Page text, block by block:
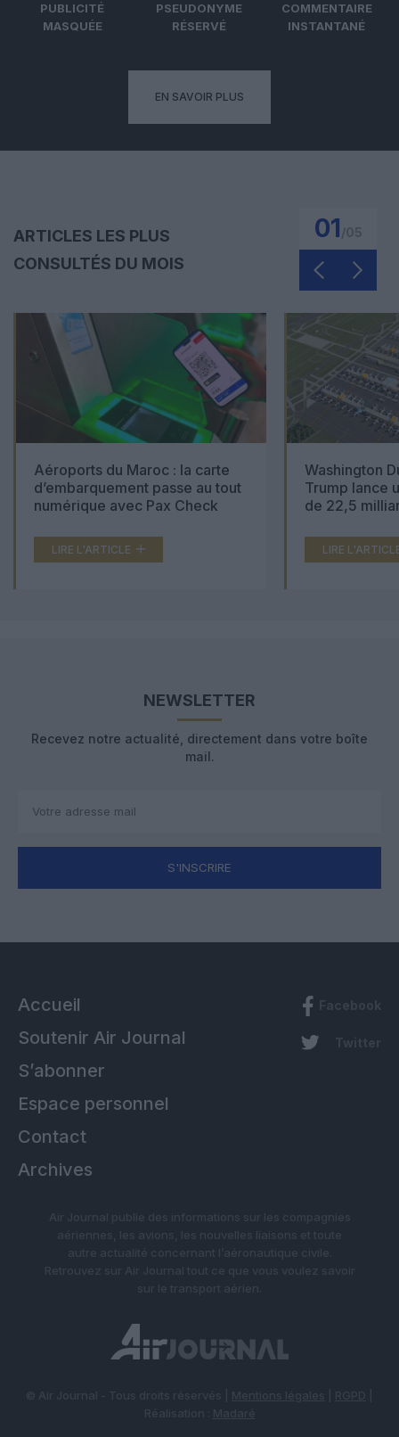
PUBLICITÉ
MASQUÉE
PSEUDONYME
RÉSERVÉ
COMMENTAIRE
INSTANTANÉ
EN SAVOIR PLUS
ARTICLES LES PLUS
CONSULTÉS DU MOIS
01
Aéroports du Maroc : la carte
d’embarquement passe au tout
numérique avec Pax Check
LIRE L'ARTICLE
Washington
Trump lance
de 22,5
LIRE
NEWSLETTER
Recevez notre actualité, directement dans votre boîte
mail.
S'INSCRIRE
Accueil
Soutenir Air Journal
S’abonner
Espace personnel
Contact
Archives